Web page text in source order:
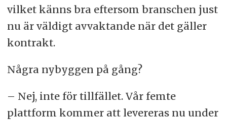
vilket känns bra eftersom branschen just
nu är väldigt avvaktande när det gäller
kontrakt.
Några nybyggen på gång?
– Nej, inte för tillfället. Vår femte
plattform kommer att levereras nu under